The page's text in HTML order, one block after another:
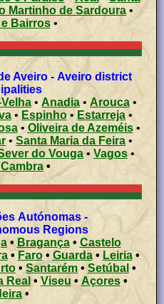
Martinho de Sardoura •
Bairros•
Aveiro - Aveiro district
• Anadia • Arouca •
• Espinho • Estarreja •
•Oliveira de Azeméis•
• Santa Maria da Feira •
do Vouga • Vagos•
•
Autónomas -
Regions
• Bragança• Castelo
• Faro• Guarda• Leiria•
•Santarém • Setúbal •
Real • Viseu • Açores•
•